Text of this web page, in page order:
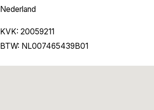
Nederland
KVK: 20059211
BTW: NL007465439B01